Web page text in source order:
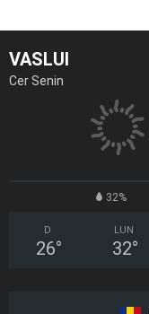
VASLUI
Cer Senin
32%
D
26°
LUN
32°